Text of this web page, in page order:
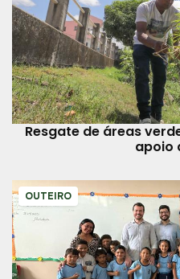
Resgate de áreas
apoio
OUTEIRO